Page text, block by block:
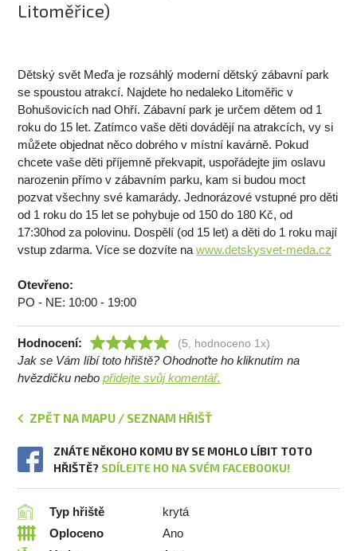
Litoměřice)
Dětský svět Meďa je rozsáhlý moderní dětský zábavní park
se spoustou atrakcí. Najdete ho nedaleko Litoměřic v
Bohušovicích nad Ohří. Zábavní park je určem dětem od 1
roku do 15 let. Zatímco vaše děti dovádějí na atrakcích, vy si
můžete objednat něco dobrého v místní kavárně. Pokud
chcete vaše děti příjemně překvapit, uspořádejte jim oslavu
narozenin přímo v zábavním parku, kam si budou moct
pozvat všechny své kamarády. Jednorázové vstupné pro děti
od 1 roku do 15 let se pohybuje od 150 do 180 Kč, od
17:30hod za polovinu. Dospělí (od 15 let) a děti do 1 roku mají
vstup zdarma. Více se dozvíte nawww.detskysvet-meda.cz
Otevřeno:
PO - NE: 10:00 - 19:00
Hodnocení: (5, hodnoceno 1x)
Jak se Vám líbí toto hřiště? Ohodnoťte ho kliknutím na
hvězdičku nebopřidejte svůj komentář.
ZPĚT NA MAPU / SEZNAM HŘIŠŤ
ZNÁTE NĚKOHO KOMU BY SE MOHLO LÍBIT TOTO
HŘIŠTĚ? SDÍLEJTE HO NA SVÉM FACEBOOKU!
Typ hřiště
krytá
Oploceno
Ano